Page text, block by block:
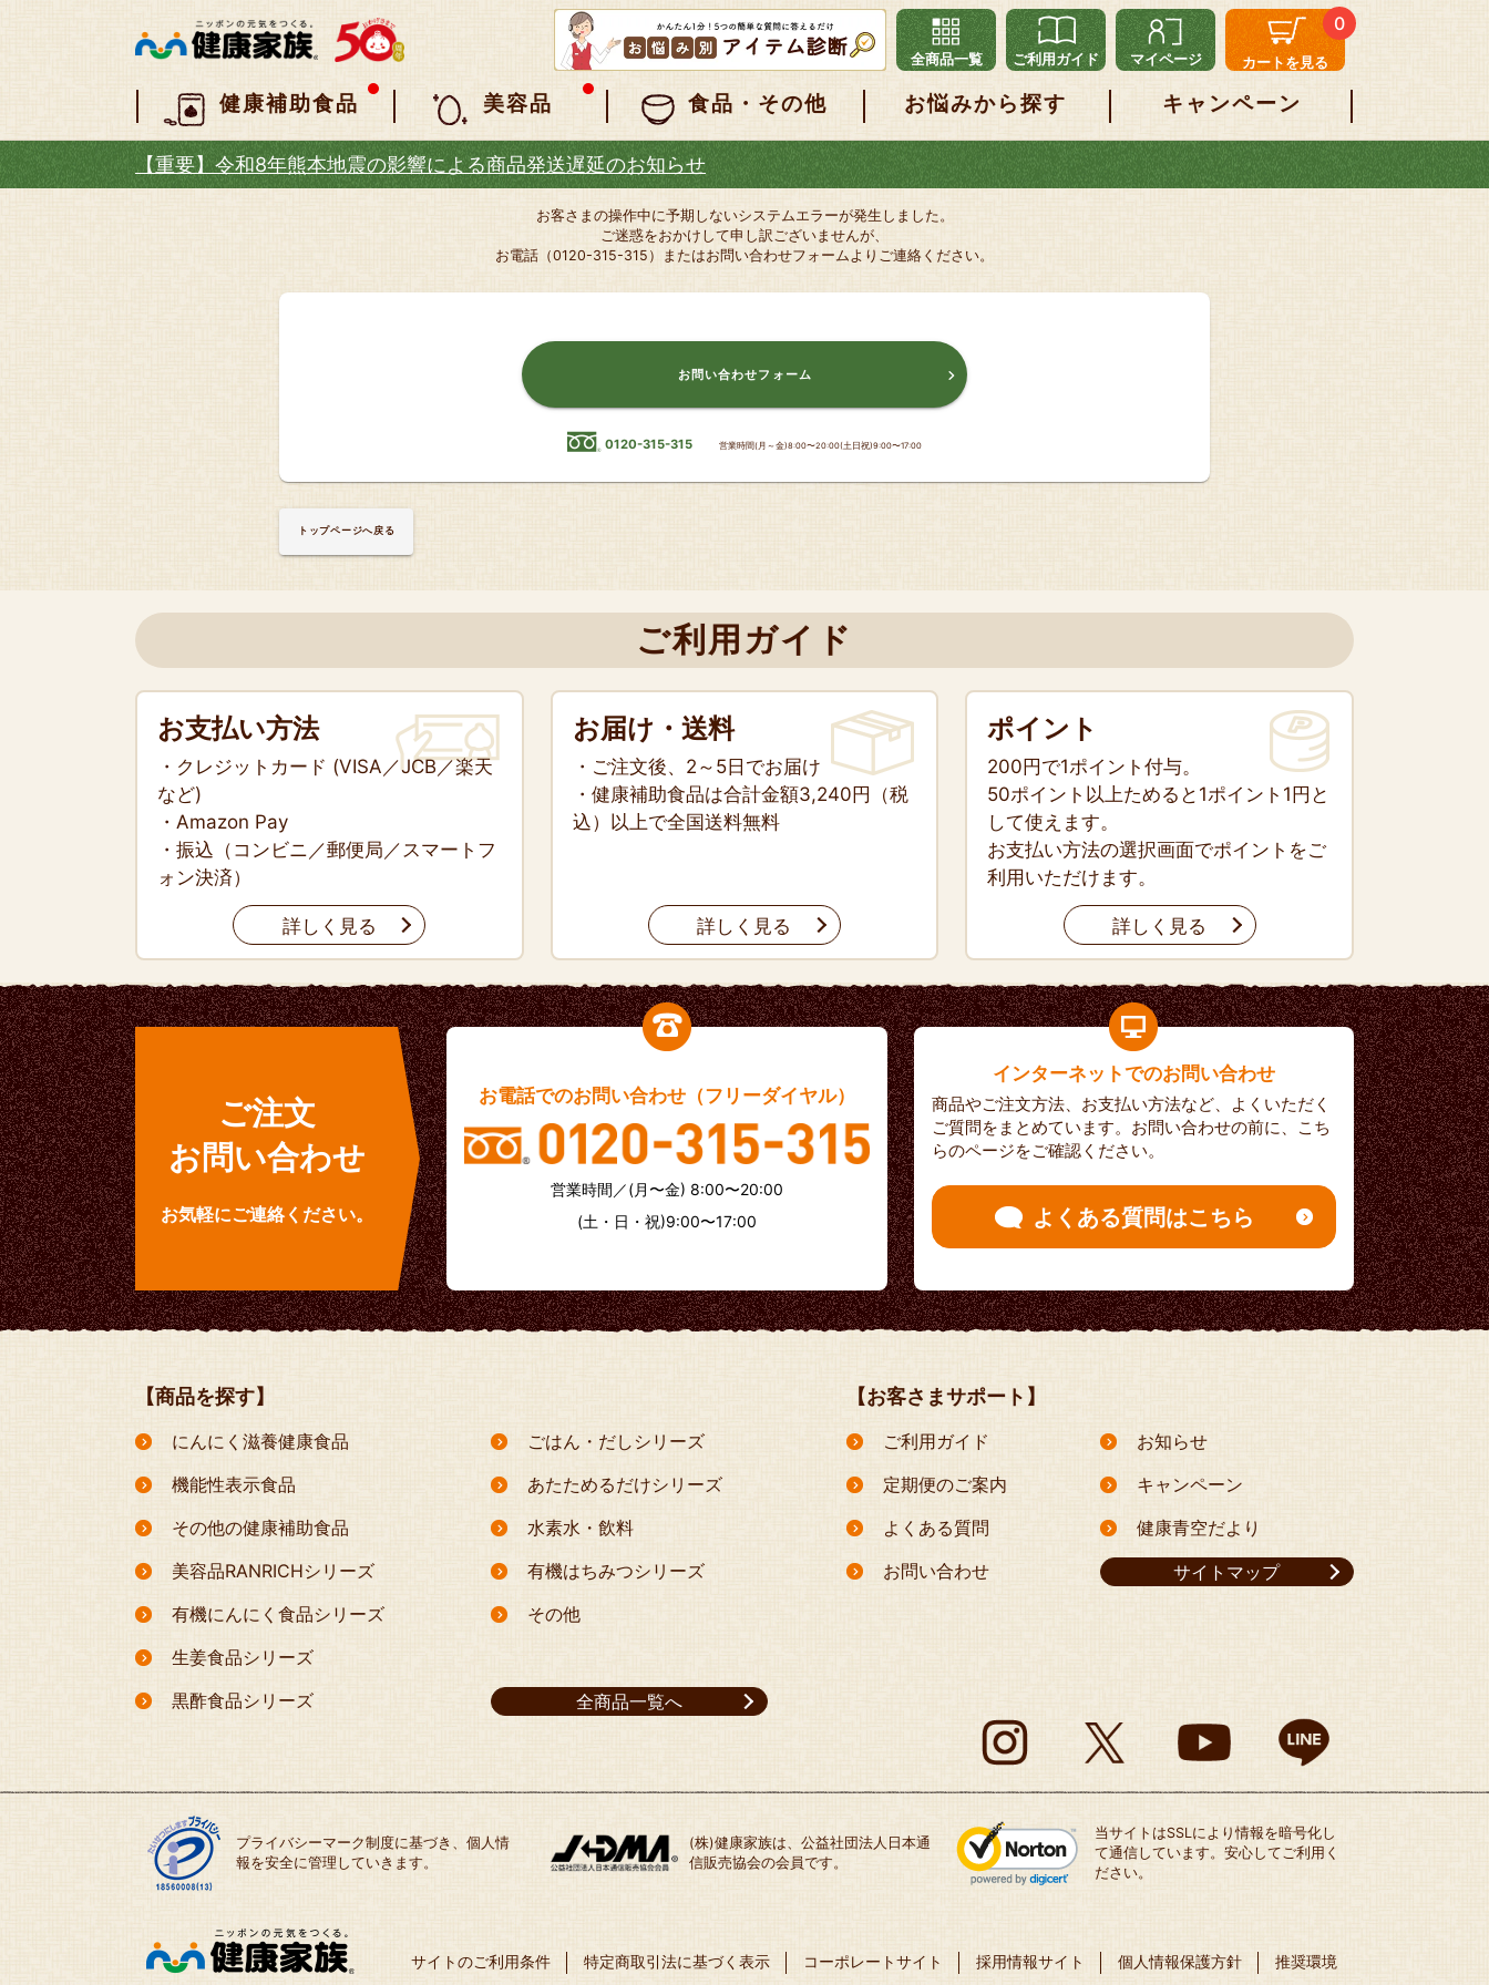
全商品一覧 ご利用ガイド マイページ カートを見る
0
健康補助食品 美容品 食品・その他 お悩みから探す キャンペーン
【重要】令和8年熊本地震の影響による商品発送遅延のお知らせ
お客さまの操作中に予期しないシステムエラーが発生しました。
ご迷惑をおかけして申し訳ございませんが、
お電話（0120-315-315）またはお問い合わせフォームよりご連絡ください。
お問い合わせフォーム
0120-315-315 営業時間(月～金)8:00〜20:00(土日祝)9:00〜17:00
トップページへ戻る
ご利用ガイド
お支払い方法
・クレジットカード (VISA／JCB／楽天
など)
・Amazon Pay
・振込（コンビニ／郵便局／スマートフ
ォン決済）
詳しく見る
お届け・送料
・ご注文後、2～5日でお届け
・健康補助食品は合計金額3,240円（税
込）以上で全国送料無料
詳しく見る
ポイント
200円で1ポイント付与。
50ポイント以上ためると1ポイント1円と
して使えます。
お支払い方法の選択画面でポイントをご
利用いただけます。
詳しく見る
ご注文
お問い合わせ
お気軽にご連絡ください。
お電話でのお問い合わせ（フリーダイヤル）
営業時間／(月〜金) 8:00〜20:00
(土・日・祝)9:00〜17:00
インターネットでのお問い合わせ
商品やご注文方法、お支払い方法など、よくいただく
ご質問をまとめています。お問い合わせの前に、こち
らのページをご確認ください。
よくある質問はこちら
【商品を探す】
にんにく滋養健康食品
ごはん・だしシリーズ
機能性表示食品
あたためるだけシリーズ
その他の健康補助食品
水素水・飲料
美容品RANRICHシリーズ
有機はちみつシリーズ
有機にんにく食品シリーズ
その他
生姜食品シリーズ
黒酢食品シリーズ
全商品一覧へ
【お客さまサポート】
ご利用ガイド
お知らせ
定期便のご案内
キャンペーン
よくある質問
健康青空だより
お問い合わせ
サイトマップ
プライバシーマーク制度に基づき、個人情
報を安全に管理していきます。
(株)健康家族は、公益社団法人日本通
信販売協会の会員です。
当サイトはSSLにより情報を暗号化し
て通信しています。安心してご利用く
ださい。
サイトのご利用条件 特定商取引法に基づく表示 コーポレートサイト 採用情報サイト 個人情報保護方針 推奨環境